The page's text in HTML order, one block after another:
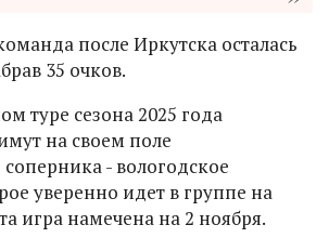
после Иркутска осталась
35 очков.
туре сезона 2025 года
на своем поле
- вологодское
уверенно идет в группе на
игра намечена на 2 ноября.